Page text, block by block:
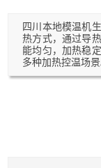
四川本地模温机
热方式，通过导
能均匀，加热稳
多种加热控温场景